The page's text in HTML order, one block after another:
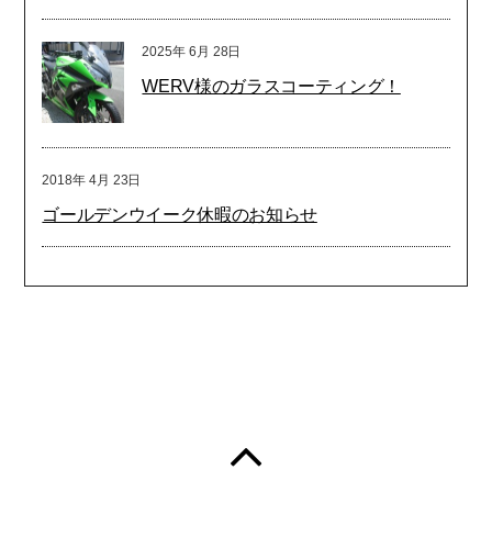
2025年 6月 28日
WERV様のガラスコーティング！
2018年 4月 23日
ゴールデンウイーク休暇のお知らせ